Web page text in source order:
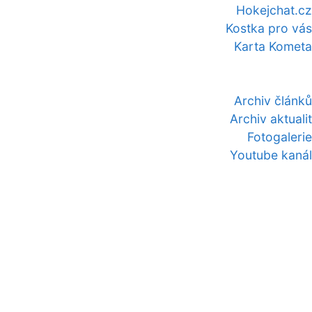
Hokejchat.cz
Kostka pro vás
Karta Kometa
Archiv článků
Archiv aktualit
Fotogalerie
Youtube kanál